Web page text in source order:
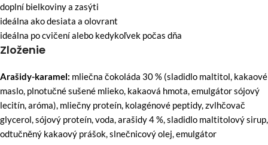
doplní bielkoviny a zasýti
ideálna ako desiata a olovrant
ideálna po cvičení alebo kedykoľvek počas dňa
Zloženie
Arašidy-karamel: mliečna čokoláda 30 % (sladidlo maltitol, kakaové
maslo, plnotučné sušené mlieko, kakaová hmota, emulgátor sójový
lecitín, aróma), mliečny proteín, kolagénové peptidy, zvlhčovač
glycerol, sójový proteín, voda, arašidy 4 %, sladidlo maltitolový sirup,
odtučněný kakaový prášok, slnečnicový olej, emulgátor